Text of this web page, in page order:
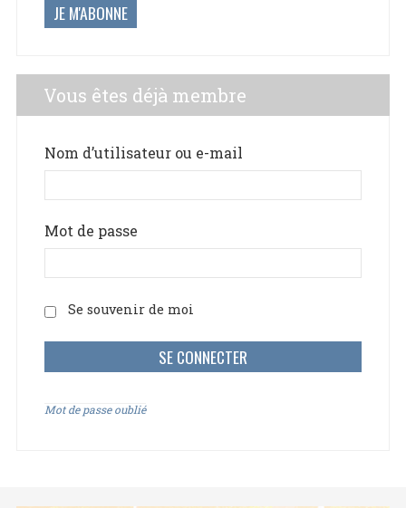
JE M'ABONNE
Vous êtes déjà membre
Nom d’utilisateur ou e-mail
Mot de passe
Se souvenir de moi
Mot de passe oublié